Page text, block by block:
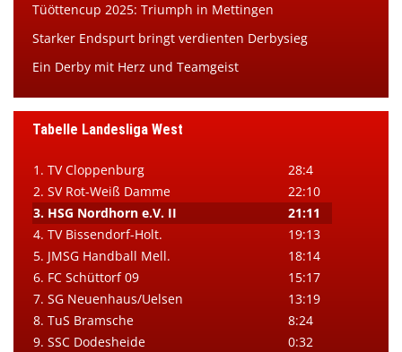
Tüöttencup 2025: Triumph in Mettingen
Starker Endspurt bringt verdienten Derbysieg
Ein Derby mit Herz und Teamgeist
Tabelle Landesliga West
1. TV Cloppenburg
28:4
2. SV Rot-Weiß Damme
22:10
3. HSG Nordhorn e.V. II
21:11
4. TV Bissendorf-Holt.
19:13
5. JMSG Handball Mell.
18:14
6. FC Schüttorf 09
15:17
7. SG Neuenhaus/Uelsen
13:19
8. TuS Bramsche
8:24
9. SSC Dodesheide
0:32